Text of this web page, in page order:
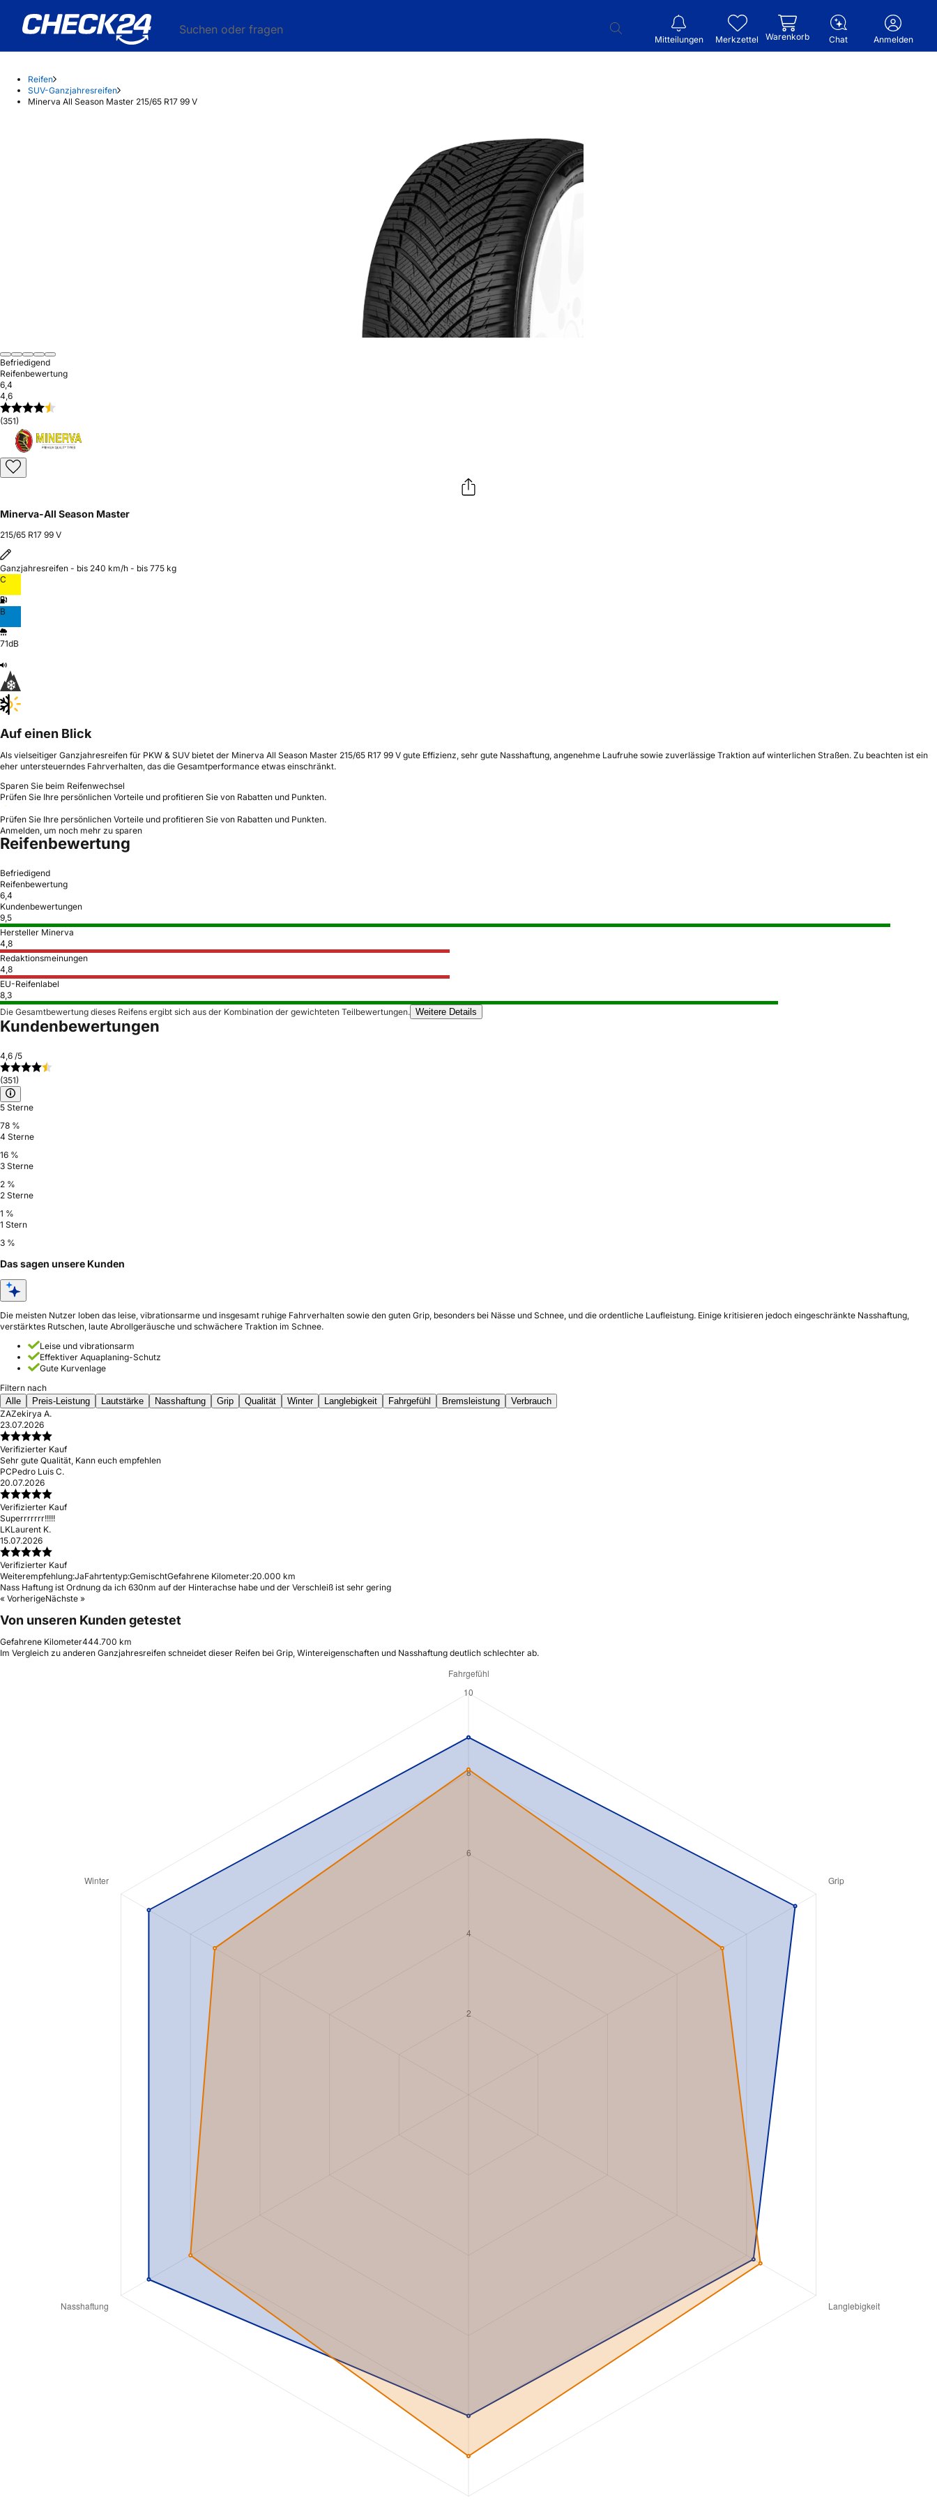
Suchen oder fragen
Mitteilungen Merkzettel Warenkorb Chat Anmelden
Reifen
SUV-Ganzjahresreifen
Minerva All Season Master 215/65 R17 99 V
Befriedigend
Reifenbewertung
6,4
4,6
(351)
Minerva-All Season Master
215/65 R17 99 V
Ganzjahresreifen - bis 240 km/h - bis 775 kg
C
B
71dB
Auf einen Blick
Als vielseitiger Ganzjahresreifen für PKW & SUV bietet der Minerva All Season Master 215/65 R17 99 V gute Effizienz, sehr gute Nasshaftung, angenehme Laufruhe sowie zuverlässige Traktion auf winterlichen Straßen. Zu beachten ist ein
eher untersteuerndes Fahrverhalten, das die Gesamtperformance etwas einschränkt.
Sparen Sie beim Reifenwechsel
Prüfen Sie Ihre persönlichen Vorteile und profitieren Sie von Rabatten und Punkten.
Prüfen Sie Ihre persönlichen Vorteile und profitieren Sie von Rabatten und Punkten.
Anmelden, um noch mehr zu sparen
Reifenbewertung
Befriedigend
Reifenbewertung
6,4
Kundenbewertungen
9,5
Hersteller Minerva
4,8
Redaktionsmeinungen
4,8
EU-Reifenlabel
8,3
Die Gesamtbewertung dieses Reifens ergibt sich aus der Kombination der gewichteten Teilbewertungen. Weitere Details
Kundenbewertungen
4,6 /5
(351)
5 Sterne
78 %
4 Sterne
16 %
3 Sterne
2 %
2 Sterne
1 %
1 Stern
3 %
Das sagen unsere Kunden
Die meisten Nutzer loben das leise, vibrationsarme und insgesamt ruhige Fahrverhalten sowie den guten Grip, besonders bei Nässe und Schnee, und die ordentliche Laufleistung. Einige kritisieren jedoch eingeschränkte Nasshaftung,
verstärktes Rutschen, laute Abrollgeräusche und schwächere Traktion im Schnee.
Leise und vibrationsarm
Effektiver Aquaplaning-Schutz
Gute Kurvenlage
Filtern nach
Alle
Preis-Leistung Lautstärke Nasshaftung Grip Qualität Winter Langlebigkeit Fahrgefühl Bremsleistung
Verbrauch
ZAZekirya A.
23.07.2026
Verifizierter Kauf
Sehr gute Qualität, Kann euch empfehlen
PCPedro Luis C.
20.07.2026
Verifizierter Kauf
Superrrrrrr!!!!!
LKLaurent K.
15.07.2026
Verifizierter Kauf
Weiterempfehlung:JaFahrtentyp:GemischtGefahrene Kilometer:20.000 km
Nass Haftung ist Ordnung da ich 630nm auf der Hinterachse habe und der Verschleiß ist sehr gering
« VorherigeNächste »
Von unseren Kunden getestet
Gefahrene Kilometer444.700 km
Im Vergleich zu anderen Ganzjahresreifen schneidet dieser Reifen bei Grip, Wintereigenschaften und Nasshaftung deutlich schlechter ab.